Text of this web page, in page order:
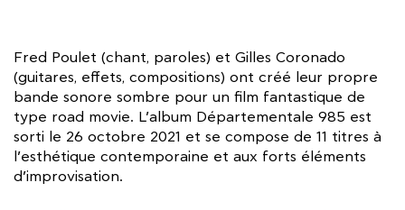
Fred Poulet (chant, paroles) et Gilles Coronado
(guitares, effets, compositions) ont créé leur propre
bande sonore sombre pour un film fantastique de
type road movie. L’album Départementale 985 est
sorti le 26 octobre 2021 et se compose de 11 titres à
l’esthétique contemporaine et aux forts éléments
d’improvisation.